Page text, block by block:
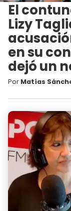
El
Lizy
en su
dejó un
Por Matías